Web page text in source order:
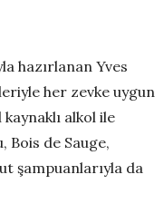
hazırlanan Yves
her zevke uygun
alkol ile
de Sauge,
şampuanlarıyla da